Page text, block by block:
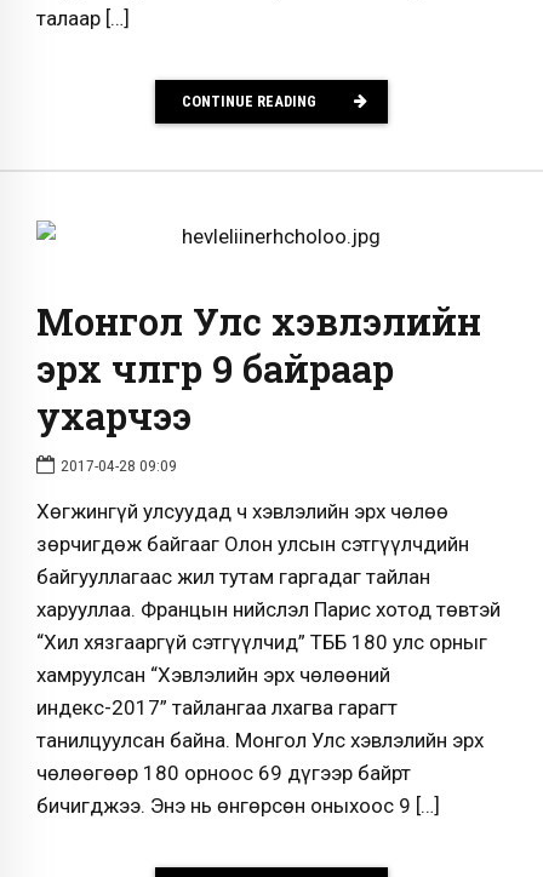
талаар […]
CONTINUE READING
Монгол Улс хэвлэлийн
эрх чөлөөгөөр 9 байраар
ухарчээ
2017-04-28 09:09
Хөгжингүй улсуудад ч хэвлэлийн эрх чөлөө
зөрчигдөж байгааг Олон улсын сэтгүүлчдийн
байгууллагаас жил тутам гаргадаг тайлан
харууллаа. Францын нийслэл Парис хотод төвтэй
“Хил хязгааргүй сэтгүүлчид” ТББ 180 улс орныг
хамруулсан “Хэвлэлийн эрх чөлөөний
индекс-2017” тайлангаа лхагва гарагт
танилцуулсан байна. Монгол Улс хэвлэлийн эрх
чөлөөгөөр 180 орноос 69 дүгээр байрт
бичигджээ. Энэ нь өнгөрсөн оныхоос 9 […]